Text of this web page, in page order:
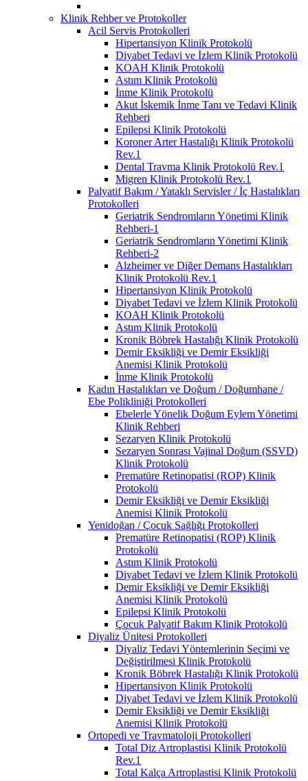
Klinik Rehber ve Protokoller
Acil Servis Protokolleri
Hipertansiyon Klinik Protokolü
Diyabet Tedavi ve İzlem Klinik Protokolü
KOAH Klinik Protokolü
Astım Klinik Protokolü
İnme Klinik Protokolü
Akut İskemik İnme Tanı ve Tedavi Klinik
Rehberi
Epilepsi Klinik Protokolü
Koroner Arter Hastalığı Klinik Protokolü
Rev.1
Dental Travma Klinik Protokolü Rev.1
Migren Klinik Protokolü Rev.1
Palyatif Bakım / Yataklı Servisler / İç Hastalıkları
Protokolleri
Geriatrik Sendromların Yönetimi Klinik
Rehberi-1
Geriatrik Sendromların Yönetimi Klinik
Rehberi-2
Alzheimer ve Diğer Demans Hastalıkları
Klinik Protokolü Rev.1
Hipertansiyon Klinik Protokolü
Diyabet Tedavi ve İzlem Klinik Protokolü
KOAH Klinik Protokolü
Astım Klinik Protokolü
Kronik Böbrek Hastalığı Klinik Protokolü
Demir Eksikliği ve Demir Eksikliği
Anemisi Klinik Protokolü
İnme Klinik Protokolü
Kadın Hastalıkları ve Doğum / Doğumhane /
Ebe Polikliniği Protokolleri
Ebelerle Yönelik Doğum Eylem Yönetimi
Klinik Rehberi
Sezaryen Klinik Protokolü
Sezaryen Sonrası Vajinal Doğum (SSVD)
Klinik Protokolü
Prematüre Retinopatisi (ROP) Klinik
Protokolü
Demir Eksikliği ve Demir Eksikliği
Anemisi Klinik Protokolü
Yenidoğan / Çocuk Sağlığı Protokolleri
Prematüre Retinopatisi (ROP) Klinik
Protokolü
Astım Klinik Protokolü
Diyabet Tedavi ve İzlem Klinik Protokolü
Demir Eksikliği ve Demir Eksikliği
Anemisi Klinik Protokolü
Epilepsi Klinik Protokolü
Çocuk Palyatif Bakım Klinik Protokolü
Diyaliz Ünitesi Protokolleri
Diyaliz Tedavi Yöntemlerinin Seçimi ve
Değiştirilmesi Klinik Protokolü
Kronik Böbrek Hastalığı Klinik Protokolü
Hipertansiyon Klinik Protokolü
Diyabet Tedavi ve İzlem Klinik Protokolü
Demir Eksikliği ve Demir Eksikliği
Anemisi Klinik Protokolü
Ortopedi ve Travmatoloji Protokolleri
Total Diz Artroplastisi Klinik Protokolü
Rev.1
Total Kalça Artroplastisi Klinik Protokolü